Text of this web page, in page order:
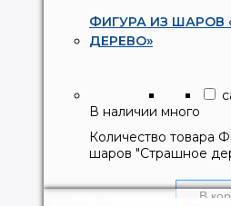
ФИГУРА ИЗ ШАРОВ
ДЕРЕВО»
В наличии много
Количество товара
шаров "Страшное
В